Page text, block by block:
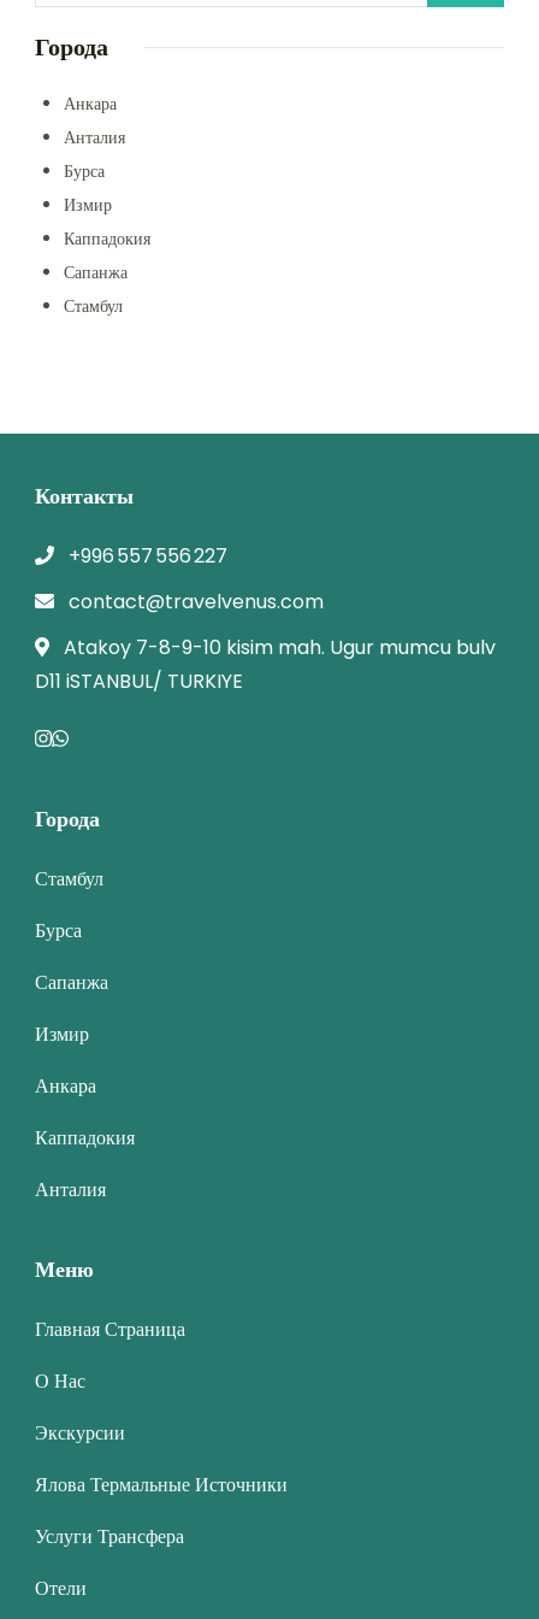
Города
Анкара
Анталия
Бурса
Измир
Каппадокия
Сапанжа
Стамбул
Контакты
+996 557 556 227
contact@travelvenus.com
Atakoy 7-8-9-10 kisim mah. Ugur mumcu bulv
D11 iSTANBUL/ TURKIYE
Города
Стамбул
Бурса
Сапанжа
Измир
Анкара
Каппадокия
Анталия
Меню
Главная Страница
О Нас
Экскурсии
Ялова Термальные Источники
Услуги Трансфера
Отели